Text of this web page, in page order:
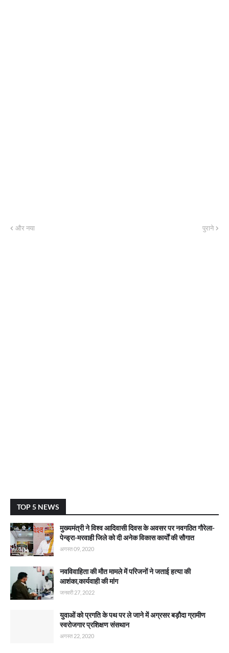
और नया पुराने
TOP 5 NEWS
मुख्यमंत्री ने विश्व आदिवासी दिवस के अवसर पर नवगठित गौरेला-
पेन्ड्रा-मरवाही जिले को दी अनेक विकास कार्याें की सौगात
अगस्त 09, 2020
नवविवाहिता की मौत मामले में परिजनों ने जताई हत्या की
आशंका,कार्यवाही की मांग
जनवरी 27, 2022
युवाओं को प्रगति के पथ पर ले जाने में अग्रसर बड़ौदा ग्रामीण
स्वरोजगार प्रशिक्षण संसथान
अगस्त 22, 2020